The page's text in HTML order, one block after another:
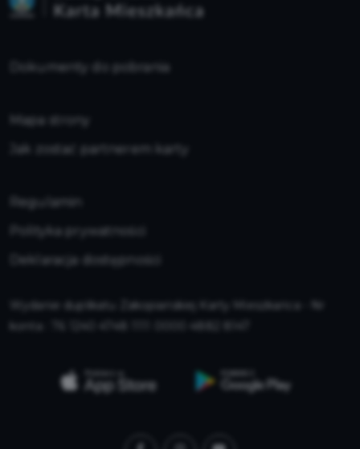
Dokumenty do pobrania
Mapa strony
Jak zostać partnerem karty
Regulamin
Polityka prywatności
Deklaracja dostępności
Wydanie duplikatu Zakopiańskiej Karty Mieszkańca - Nr